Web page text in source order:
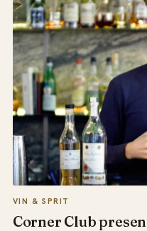
VIN & SPRIT
Corner Club